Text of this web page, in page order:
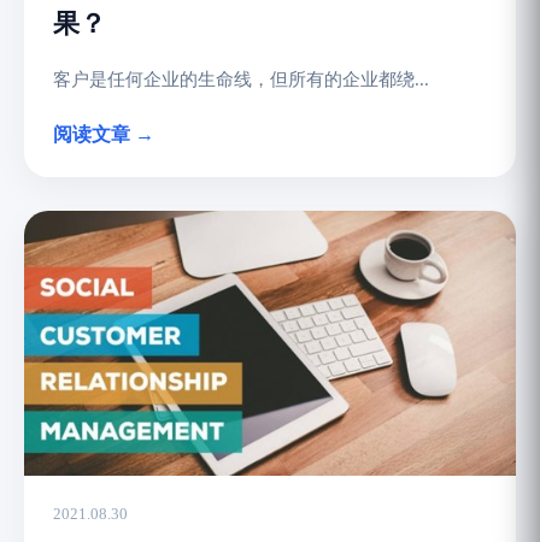
果？
客户是任何企业的生命线，但所有的企业都绕...
阅读文章 →
2021.08.30